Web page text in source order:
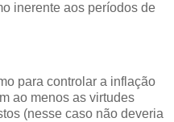
inerente aos períodos de
para controlar a inflação
ao menos as virtudes
(nesse caso não deveria